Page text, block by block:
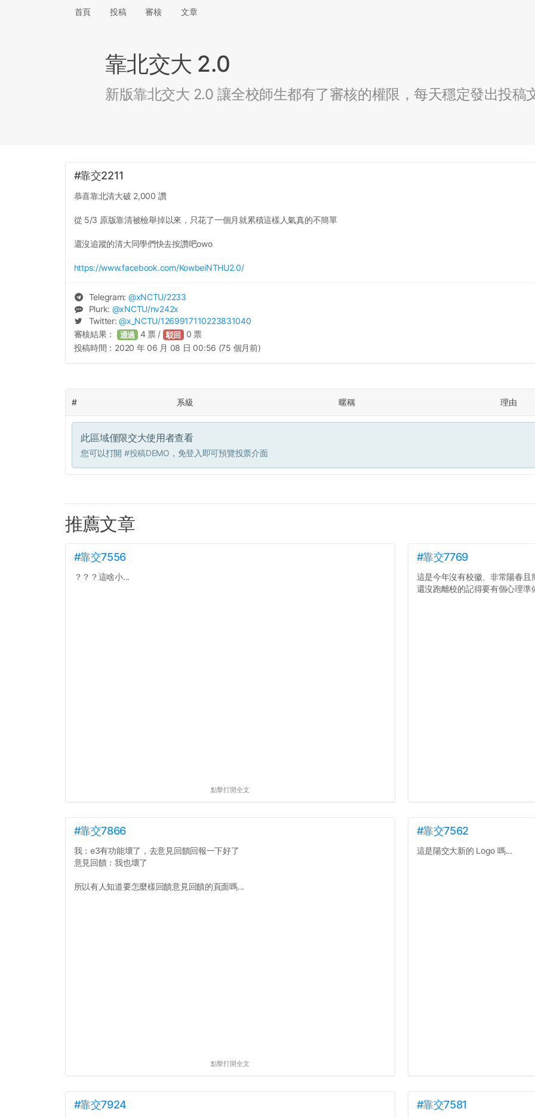
首頁 投稿 審核 文章
靠北交大 2.0
新版靠北交大 2.0 讓全校師生都有了審核的權限，每天穩定發出投稿
#靠交2211
恭喜靠北清大破 2,000 讚
從 5/3 原版靠清被檢舉掉以來，只花了一個月就累積這樣人氣真的不簡單
還沒追蹤的清大同學們快去按讚吧owo
https://www.facebook.com/KowbeiNTHU2.0/
Telegram: @xNCTU/2233
Plurk: @xNCTU/nv242x
Twitter:@x_NCTU/1269917110223831040
審核結果：
通過 4票 / 駁回 0 票
投稿時間： 2020 年 06 月 08 日 00:56 (75 個月前)
# 系級 暱稱 理由
此區域僅限交大使用者查看
您可以打開 #投稿DEMO ，免登入即可預覽投票介面
推薦文章
#靠交7556
？？？這啥小...
點擊打開全文
#靠交7769
這是今年沒有校徽、非常陽春且
還沒跑離校的記得要有個心理準
#靠交7866
我：e3有功能壞了，去意見回饋回報一下好了
意見回饋：我也壞了
所以有人知道要怎麼樣回饋意見回饋的頁面嗎...
點擊打開全文
#靠交7562
這是陽交大新的 Logo 嗎...
#靠交7924 #靠交7581